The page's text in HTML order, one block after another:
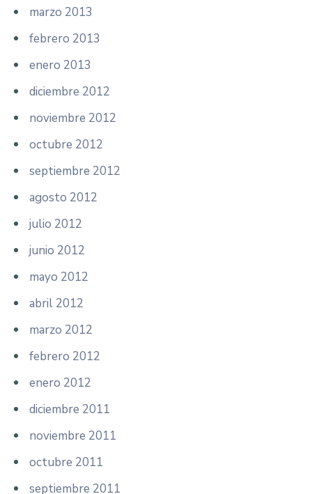
marzo 2013
febrero 2013
enero 2013
diciembre 2012
noviembre 2012
octubre 2012
septiembre 2012
agosto 2012
julio 2012
junio 2012
mayo 2012
abril 2012
marzo 2012
febrero 2012
enero 2012
diciembre 2011
noviembre 2011
octubre 2011
septiembre 2011